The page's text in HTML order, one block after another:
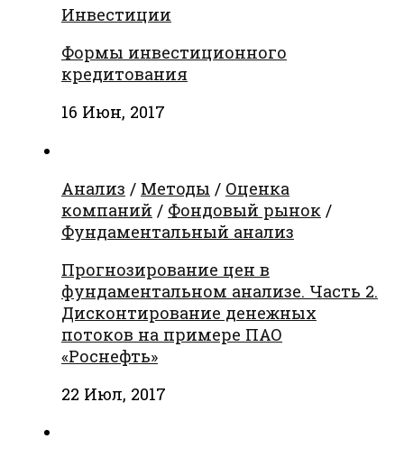
Инвестиции
Формы инвестиционного
кредитования
16 Июн, 2017
Анализ / Методы / Оценка
компаний / Фондовый рынок /
Фундаментальный анализ
Прогнозирование цен в
фундаментальном анализе. Часть 2.
Дисконтирование денежных
потоков на примере ПАО
«Роснефть»
22 Июл, 2017